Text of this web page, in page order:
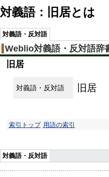
対義語：旧居とは
対義語・反対語
Weblio対義語・反対語辞
旧居
対義語・反対語 旧居
索引トップ 用語の索引
対義語・反対語